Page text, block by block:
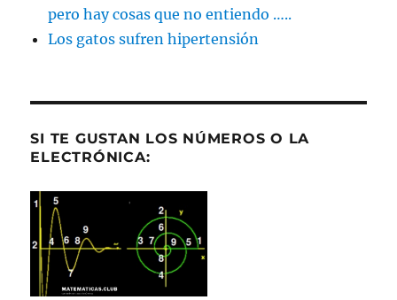
pero hay cosas que no entiendo …..
Los gatos sufren hipertensión
SI TE GUSTAN LOS NÚMEROS O LA
ELECTRÓNICA: